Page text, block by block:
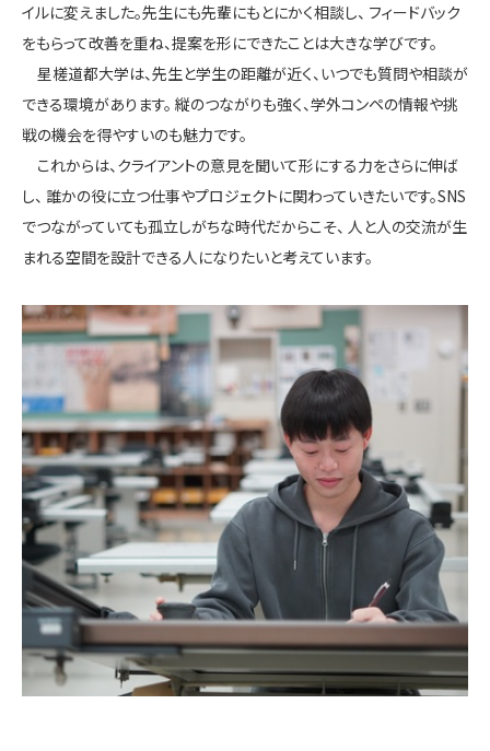
イルに変えました。先生にも先輩にもとにかく相談し、 フィードバック
をもらって改善を重ね、提案を形にできたことは大きな学びです。
星槎道都大学は、先生と学生の距離が近く、いつでも質問や相談が
できる環境があります。 縦のつながりも強く、学外コンペの情報や挑
戦の機会を得やすいのも魅力です。
これからは、クライアントの意見を聞いて形にする力をさらに伸ば
し、 誰かの役に立つ仕事やプロジェクトに関わっていきたいです。SNS
でつながっていても孤立しがちな時代だからこそ、 人と人の交流が生
まれる空間を設計できる人になりたいと考えています。